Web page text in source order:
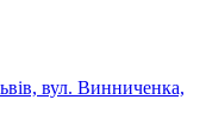
вул. Винниченка,